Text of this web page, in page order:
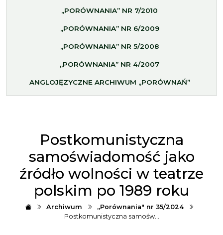
„PORÓWNANIA” NR 7/2010
„PORÓWNANIA” NR 6/2009
„PORÓWNANIA” NR 5/2008
„PORÓWNANIA” NR 4/2007
ANGLOJĘZYCZNE ARCHIWUM „PORÓWNAŃ”
Postkomunistyczna
samoświadomość jako
źródło wolności w teatrze
polskim po 1989 roku
Archiwum
„Porównania" nr 35/2024
Postkomunistyczna samośw…